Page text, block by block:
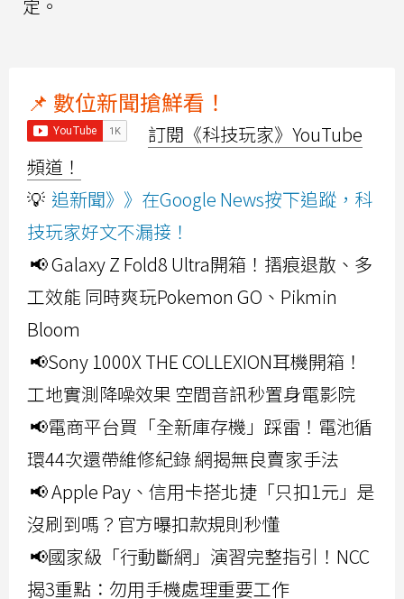
定。
📌 數位新聞搶鮮看！
訂閱《科技玩家》YouTube
頻道！
💡 追新聞》》在Google News按下追蹤，科
技玩家好文不漏接！
📢 Galaxy Z Fold8 Ultra開箱！摺痕退散、多
工效能 同時爽玩Pokemon GO、Pikmin
Bloom
📢Sony 1000X THE COLLEXION耳機開箱！
工地實測降噪效果 空間音訊秒置身電影院
📢電商平台買「全新庫存機」踩雷！電池循
環44次還帶維修紀錄 網揭無良賣家手法
📢 Apple Pay、信用卡搭北捷「只扣1元」是
沒刷到嗎？官方曝扣款規則秒懂
📢國家級「行動斷網」演習完整指引！NCC
揭3重點：勿用手機處理重要工作